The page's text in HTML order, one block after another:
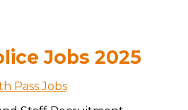
Jobs 2025
Pass Jobs